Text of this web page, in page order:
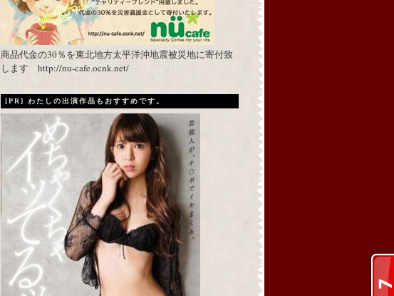
商品代金の30％を東北地方太平洋沖地震被災地に寄付致
します http://nu-cafe.ocnk.net/
[PR] わたしの出演作品もおすすめです。